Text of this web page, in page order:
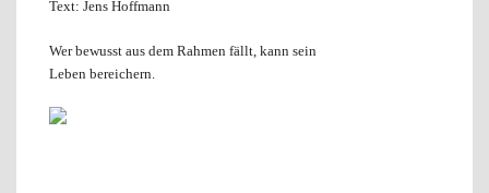
Text: Jens Hoffmann
Wer bewusst aus dem Rahmen fällt, kann sein
Leben bereichern.